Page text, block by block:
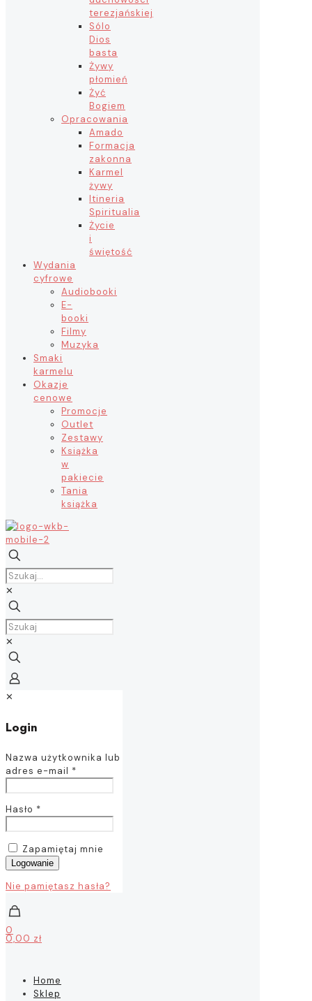
terezjańskiej
Sólo
Dios
basta
Żywy
płomień
Żyć
Bogiem
Opracowania
Amado
Formacja
zakonna
Karmel
żywy
Itineria
Spiritualia
Życie
i
świętość
Wydania
cyfrowe
Audiobooki
E-
booki
Filmy
Muzyka
Smaki
karmelu
Okazje
cenowe
Promocje
Outlet
Zestawy
Książka
w
pakiecie
Tania
książka
✕
✕
✕
Login
Nazwa użytkownika lub
adres e-mail *
Hasło *
Zapamiętaj mnie
Logowanie
Nie pamiętasz hasła?
0
0,00 zł
Home
Sklep